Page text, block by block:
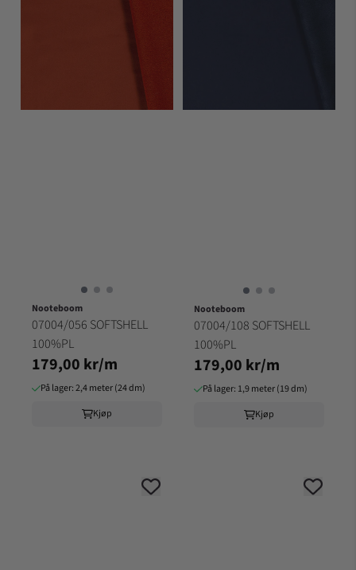
Nooteboom
07004/056 SOFTSHELL
100%PL
179,00 kr/m
På lager: 2,4 meter (24 dm)
Kjøp
Nooteboom
07004/108 SOFTSHELL
100%PL
179,00 kr/m
På lager: 1,9 meter (19 dm)
Kjøp